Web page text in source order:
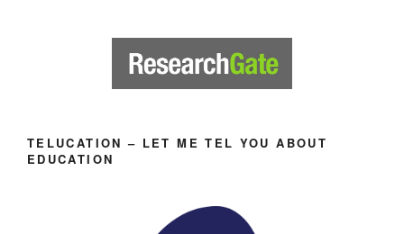
TELUCATION – LET ME TEL YOU ABOUT
EDUCATION